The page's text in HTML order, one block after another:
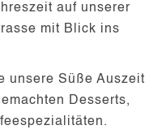
auf unserer
mit Blick ins
unsere Süße Auszeit
Desserts,